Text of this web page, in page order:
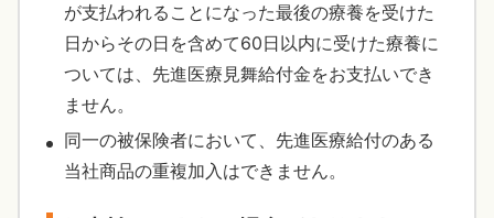
が支払われることになった最後の療養を受けた
日からその日を含めて60日以内に受けた療養に
ついては、先進医療見舞給付金をお支払いでき
ません。
同一の被保険者において、先進医療給付のある
当社商品の重複加入はできません。